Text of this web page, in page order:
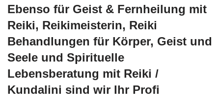
Ebenso für Geist & Fernheilung mit
Reiki, Reikimeisterin, Reiki
Behandlungen für Körper, Geist und
Seele und Spirituelle
Lebensberatung mit Reiki /
Kundalini sind wir Ihr Profi